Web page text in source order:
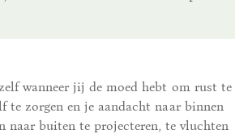
wanneer jij de moed hebt om rust te
te zorgen en je aandacht naar binnen
naar buiten te projecteren, te vluchten